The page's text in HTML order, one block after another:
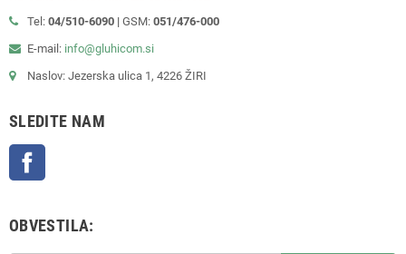
Tel: 04/510-6090 | GSM: 051/476-000
E-mail: info@gluhicom.si
Naslov: Jezerska ulica 1, 4226 ŽIRI
SLEDITE NAM
OBVESTILA: